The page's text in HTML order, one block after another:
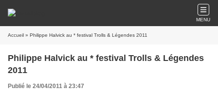
MENU
Accueil » Philippe Halvick au * festival Trolls & Légendes 2011
Philippe Halvick au * festival Trolls & Légendes
2011
Publié le 24/04/2011 à 23:47